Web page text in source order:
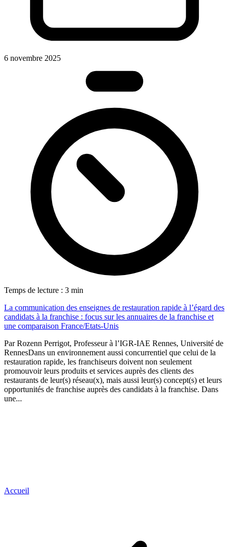
6 novembre 2025
Temps de lecture : 3 min
La communication des enseignes de restauration rapide à l’égard des
candidats à la franchise : focus sur les annuaires de la franchise et
une comparaison France/Etats-Unis
Par Rozenn Perrigot, Professeur à l’IGR-IAE Rennes, Université de
RennesDans un environnement aussi concurrentiel que celui de la
restauration rapide, les franchiseurs doivent non seulement
promouvoir leurs produits et services auprès des clients des
restaurants de leur(s) réseau(x), mais aussi leur(s) concept(s) et leurs
opportunités de franchise auprès des candidats à la franchise. Dans
une...
Accueil